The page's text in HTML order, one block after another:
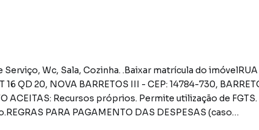
ACEITAS: Recursos próprios. Permite utilização de FGTS.
PARA PAGAMENTO DAS DESPESAS (caso